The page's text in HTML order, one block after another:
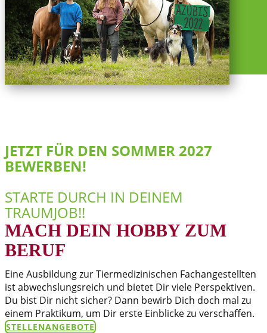
JETZT FÜR DEN SOMMER 2027
BEWERBEN!
STARTE DURCH IN DEINEM
TRAUMJOB!!
MACH DEIN HOBBY ZUM
BERUF
Eine Ausbildung zur Tiermedizinischen Fachangestellten
ist abwechslungsreich und bietet Dir viele Perspektiven.
Du bist Dir nicht sicher? Dann bewirb Dich doch mal zu
einem Praktikum, um Dir erste Einblicke zu verschaffen.
STELLENANGEBOTE